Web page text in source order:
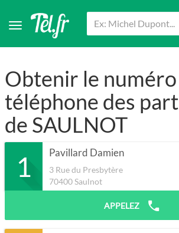
Obtenir le
téléphone des
de SAULNOT
1 Pavillard Damien
3 Rue du Presbytère
70400Saulnot
APPELEZ